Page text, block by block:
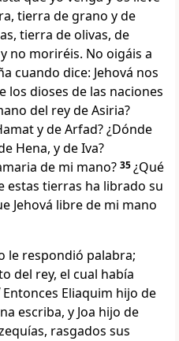
tierra de grano y de
tierra de olivas, de
no moriréis. No oigáis a
cuando dice: Jehová nos
los dioses de las naciones
del rey de Asiria?
y de Arfad? ¿Dónde
Hena, y de Iva?
de mi mano? 35¿Qué
estas tierras ha librado su
Jehová libre de mi mano
le respondió palabra;
del rey, el cual había
Entonces Eliaquim hijo de
escriba, y Joa hijo de
rasgados sus